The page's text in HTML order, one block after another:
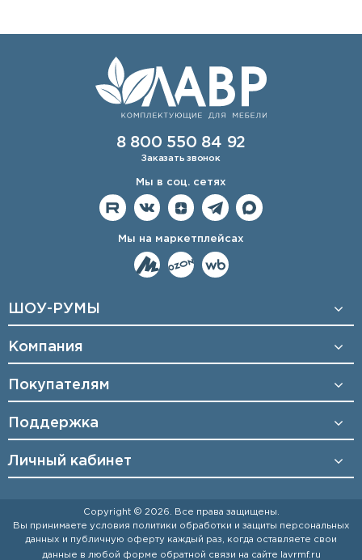
8 800 550 84 92
Заказать звонок
Мы в соц. сетях
Мы на маркетплейсах
ШОУ-РУМЫ
Компания
Покупателям
Поддержка
Личный кабинет
Copyright © 2026. Все права защищены.
Вы принимаете условия политики обработки и защиты персональных
данных и публичную оферту каждый раз, когда оставляете свои
данные в любой форме обратной связи на сайте
lavrmf.ru